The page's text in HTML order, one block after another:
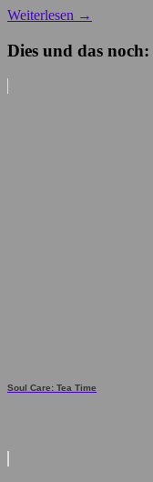
Weiterlesen →
Dies und das noch:
Soul Care: Tea Time